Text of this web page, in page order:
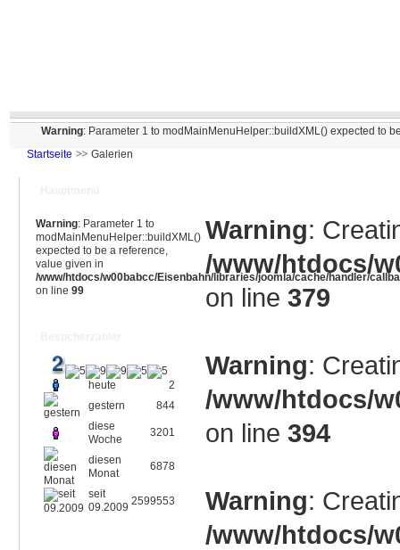
Warning: Parameter 1 to modMainMenuHelper::buildXML() expected to
Startseite
Galerien
Warning: Parameter 1 to
modMainMenuHelper::buildXML()
expected to be a reference,
value given in
/www/htdocs/w00babcc/Eisenbahn/libraries/joomla/cache/handler/
on line 99
heute
2
gestern
844
diese
Woche
3201
diesen
Monat
6878
seit
09.2009 2599553
Warning:
/www/htdocs/
on line 379
Warning:
/www/htdocs/
on line 394
Warning:
/www/htdocs/